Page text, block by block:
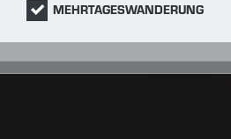
MEHRTAGESWANDERUNG